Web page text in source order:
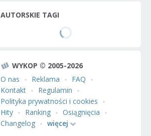
AUTORSKIE TAGI
WYKOP © 2005-2026
O nas
Reklama
FAQ
Kontakt
Regulamin
Polityka prywatności i cookies
Hity
Ranking
Osiągnięcia
Changelog
więcej